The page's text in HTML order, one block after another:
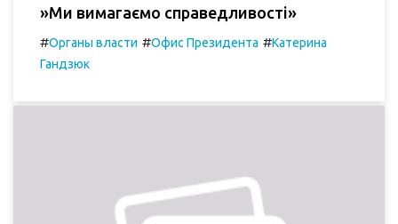
»Ми вимагаємо справедливості»
#Органы власти #Офис Президента #Катерина
Гандзюк